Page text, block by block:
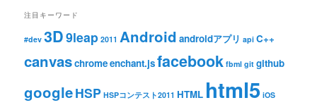
注目キーワード
#dev 3D9leap 2011 Android androidアプリ api C++
canvaschromeenchant.jsfacebook fbml git github
googleHSP HSPコンテスト2011 HTML html5 iOS